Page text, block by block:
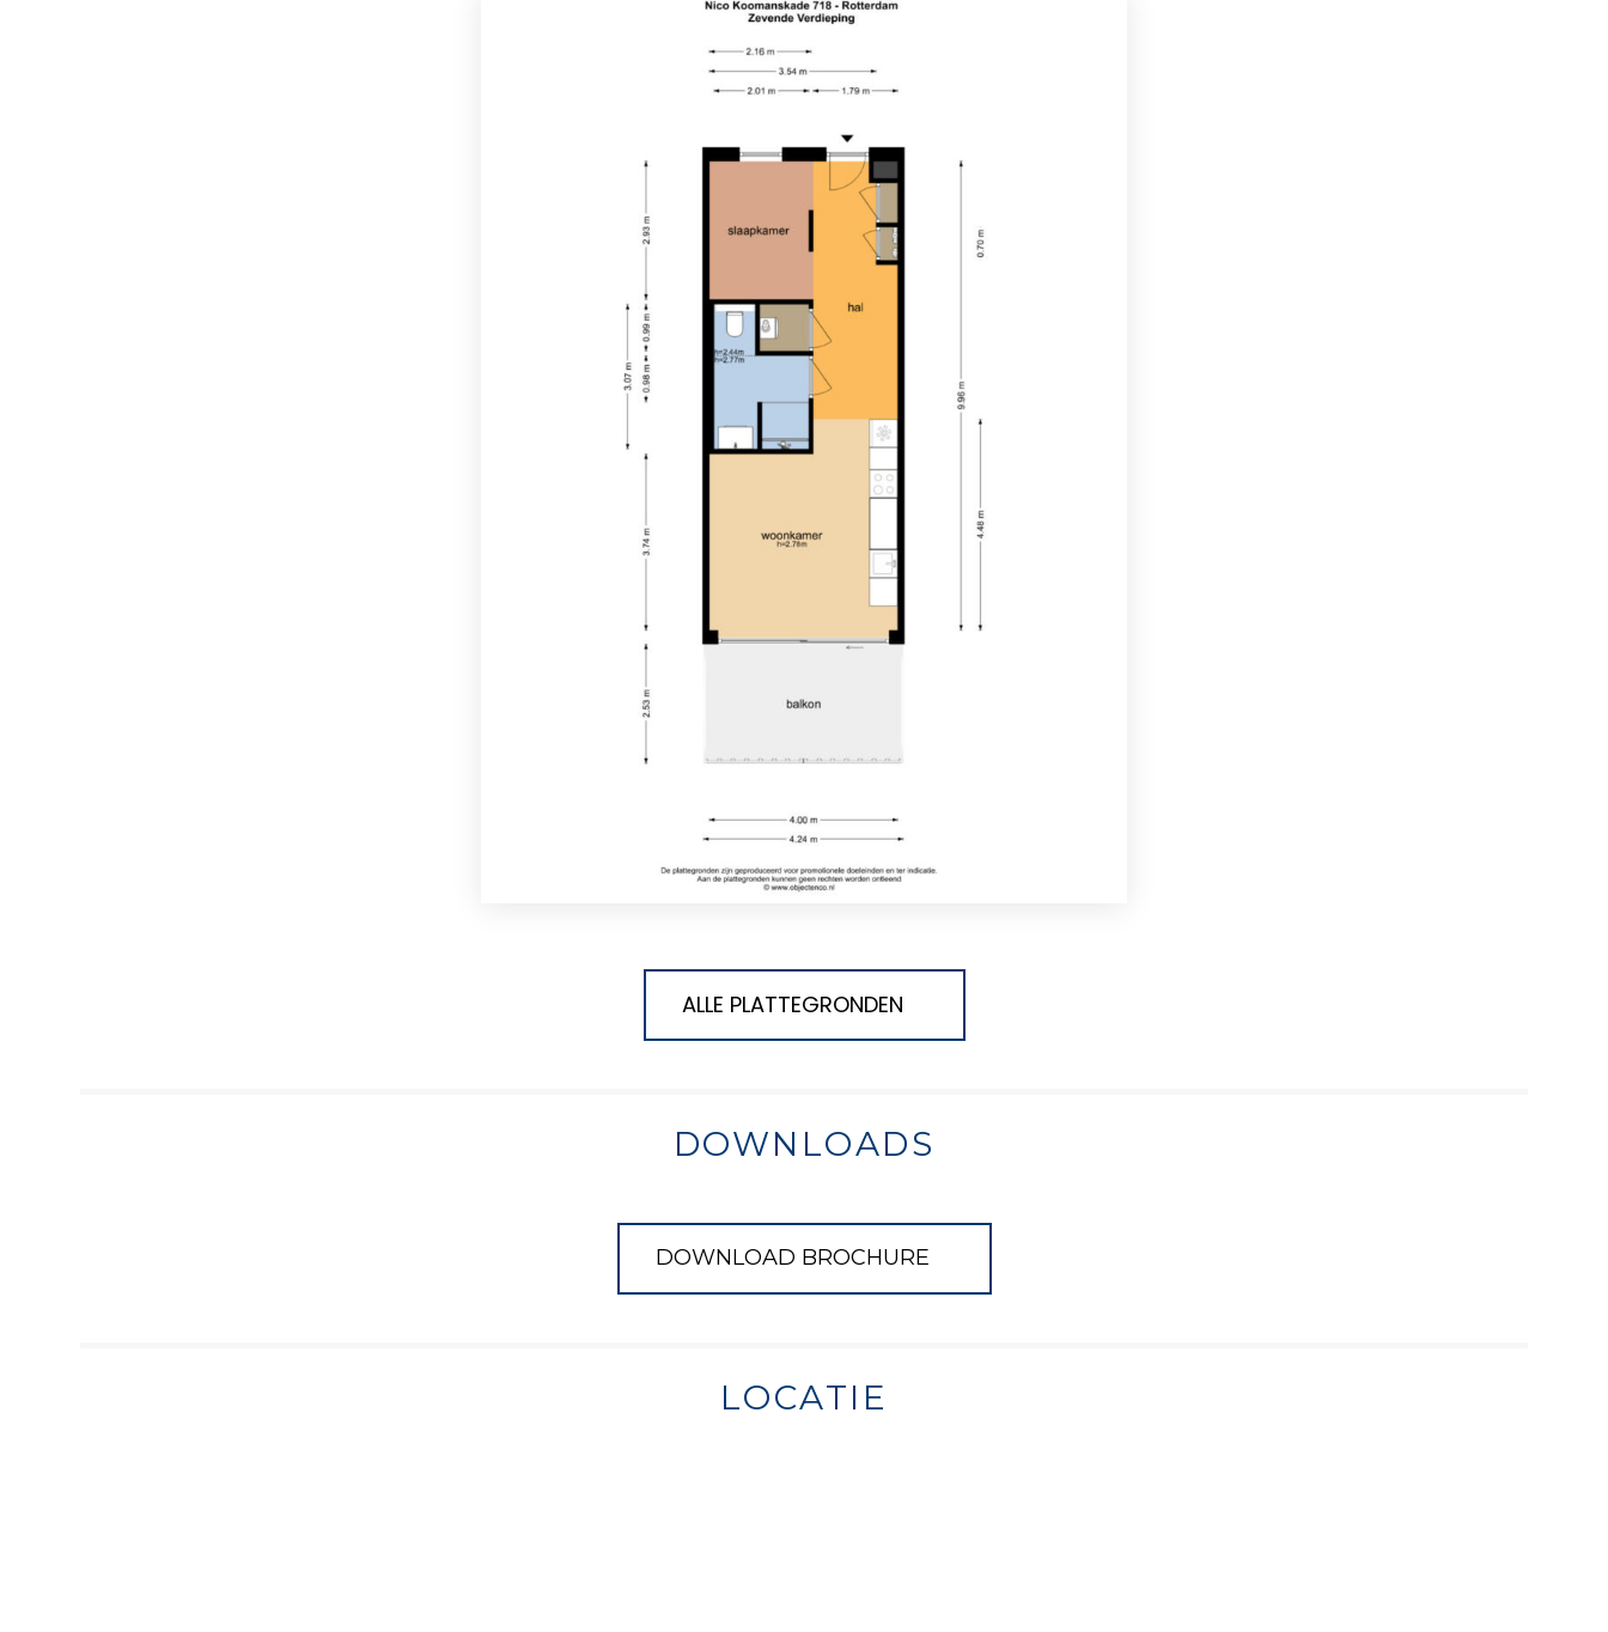
ALLE PLATTEGRONDEN
DOWNLOADS
DOWNLOAD BROCHURE
LOCATIE